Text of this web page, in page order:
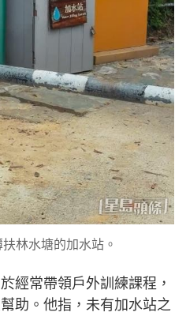
林水塘的加水站。
經常帶領戶外訓練課程，
助。他指，未有加水站之